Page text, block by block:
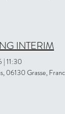
INTERIM
| 11:30
06130 Grasse,